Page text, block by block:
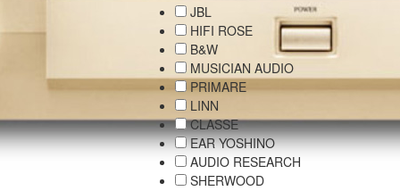
JBL
HIFI ROSE
B&W
MUSICIAN AUDIO
PRIMARE
LINN
CLASSE
EAR YOSHINO
AUDIO RESEARCH
SHERWOOD